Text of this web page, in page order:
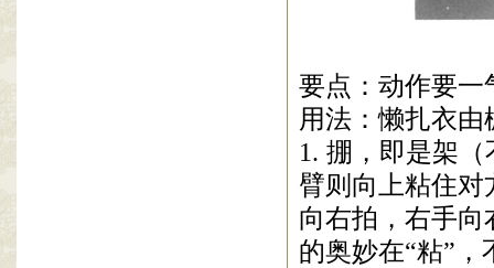
要点：动作要一
用法：懒扎衣
1. 掤，即是架（
臂则向上粘住
向右拍，右手
的奥妙在“粘”